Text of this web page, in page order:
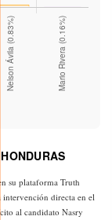
su plataforma Truth
directa en el
al candidato Nasry